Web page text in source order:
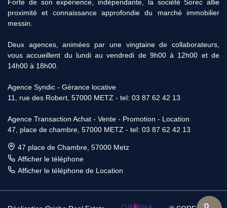
Forte de son expérience, indépendante, la société Sorec allie
proximité et connaissance approfondie du marché immobilier
messin.
Deux agences, animées par une vingtaine de collaborateurs,
vous accueillent du lundi au vendredi de 9h00 à 12h00 et de
14h00 à 18h00.
Agence Syndic - Gérance locative
11, rue des Robert, 57000 METZ - tel: 03 87 62 42 13
Agence Transaction Achat - Vente - Promotion - Location
47, place de chambre, 57000 METZ - tel: 03 87 62 42 13
47 place de Chambre, 57000 Metz
Afficher le téléphone
Afficher le téléphone de Location